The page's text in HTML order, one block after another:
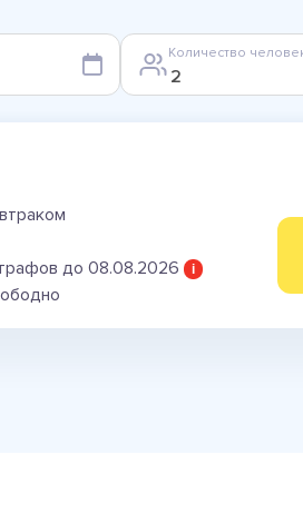
Количество
до 08.08.2026
i